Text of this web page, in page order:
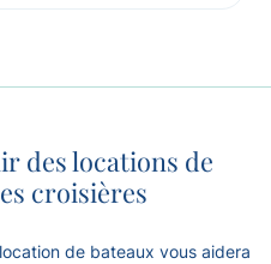
des locations de
croisières
de bateaux vous aidera